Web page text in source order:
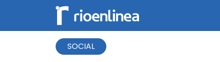
SOCIAL